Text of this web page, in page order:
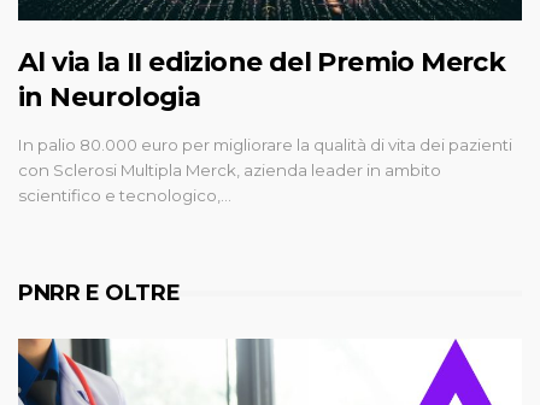
Al via la II edizione del Premio Merck
in Neurologia
In palio 80.000 euro per migliorare la qualità di vita dei pazienti
con Sclerosi Multipla Merck, azienda leader in ambito
scientifico e tecnologico,…
PNRR E OLTRE